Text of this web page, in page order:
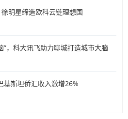
明星缔造欧科云链理想国
”，科大讯飞助力聊城打造城市大脑
基斯坦侨汇收入激增26%